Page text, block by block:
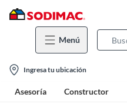
Menú
location-
icon
Ingresa tu ubicación
Asesoría Constructor